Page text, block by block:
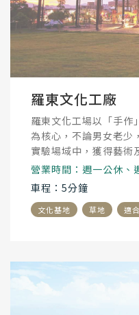
羅東文化工廠
羅東文化工場以「手作
為核心，不論男女老少
實驗場域中，獲得藝術
營業時間：週一公休
車程：5分鐘
文化基地 草地 適